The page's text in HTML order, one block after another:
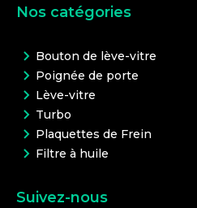
Nos catégories
Bouton de lève-vitre
Poignée de porte
Lève-vitre
Turbo
Plaquettes de Frein
Filtre à huile
Suivez-nous